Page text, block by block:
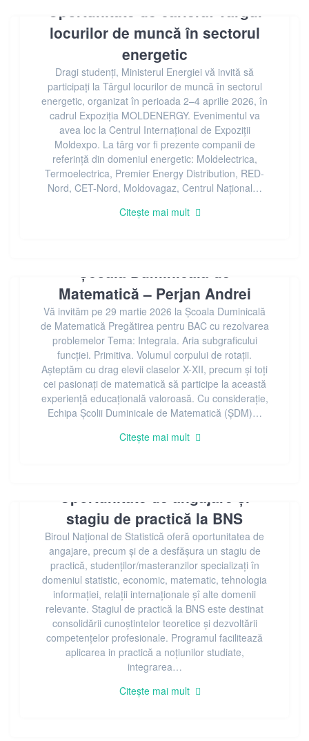
locurilor de muncă în sectorul
energetic
Dragi studenți, Ministerul Energiei vă invită să
participați la Târgul locurilor de muncă în sectorul
energetic, organizat în perioada 2–4 aprilie 2026, în
cadrul Expoziția MOLDENERGY. Evenimentul va
avea loc la Centrul Internațional de Expoziții
Moldexpo. La târg vor fi prezente companii de
referință din domeniul energetic: Moldelectrica,
Termoelectrica, Premier Energy Distribution, RED-
Nord, CET-Nord, Moldovagaz, Centrul Național…
Citește mai mult
Matematică – Perjan Andrei
Vă invităm pe 29 martie 2026 la Școala Duminicală
de Matematică Pregătirea pentru BAC cu rezolvarea
problemelor Tema: Integrala. Aria subgraficului
funcției. Primitiva. Volumul corpului de rotații.
Așteptăm cu drag elevii claselor X-XII, precum și toți
cei pasionați de matematică să participe la această
experiență educațională valoroasă. Cu considerație,
Echipa Școlii Duminicale de Matematică (ȘDM)…
Citește mai mult
stagiu de practică la BNS
Biroul Național de Statistică oferă oportunitatea de
angajare, precum și de a desfășura un stagiu de
practică, studenților/masteranzilor specializați în
domeniul statistic, economic, matematic, tehnologia
informației, relații internaționale șî alte domenii
relevante. Stagiul de practică la BNS este destinat
consolidării cunoștintelor teoretice și dezvoltării
competențelor profesionale. Programul facilitează
aplicarea in practică a noțiunilor studiate,
integrarea…
Citește mai mult